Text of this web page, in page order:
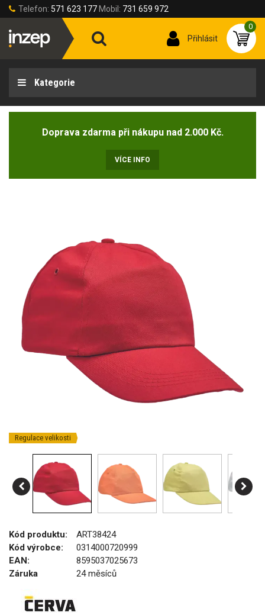
Telefon: 571 623 177 Mobil: 731 659 972
Přihlásit
0
Kategorie
Doprava zdarma při nákupu nad 2.000 Kč.
VÍCE INFO
Regulace velikosti
Kód produktu:
ART38424
Kód výrobce:
0314000720999
EAN:
8595037025673
Záruka
24 měsíců